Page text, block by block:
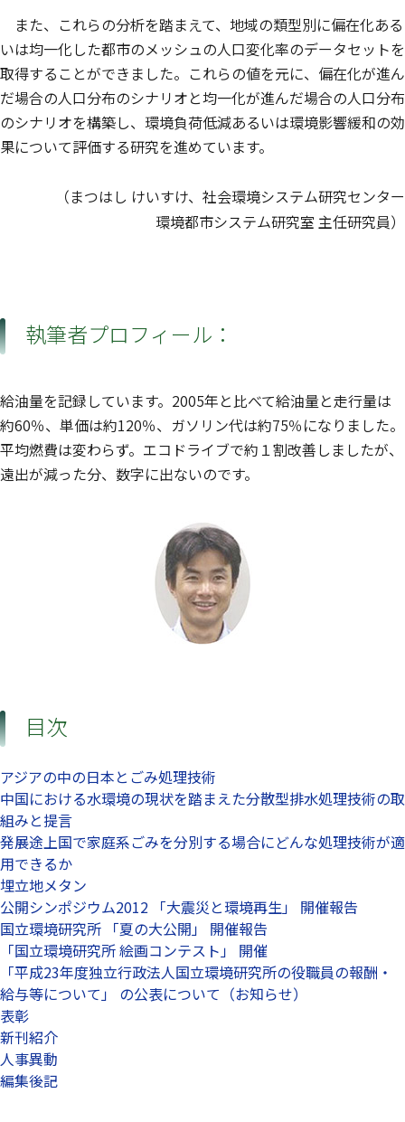
また、これらの分析を踏まえて、地域の類型別に偏在化ある
いは均一化した都市のメッシュの人口変化率のデータセットを
取得することができました。これらの値を元に、偏在化が進ん
だ場合の人口分布のシナリオと均一化が進んだ場合の人口分布
のシナリオを構築し、環境負荷低減あるいは環境影響緩和の効
果について評価する研究を進めています。
（まつはし けいすけ、社会環境システム研究センター
環境都市システム研究室 主任研究員）
執筆者プロフィール：
給油量を記録しています。2005年と比べて給油量と走行量は
約60％、単価は約120％、ガソリン代は約75％になりました。
平均燃費は変わらず。エコドライブで約１割改善しましたが、
遠出が減った分、数字に出ないのです。
目次
アジアの中の日本とごみ処理技術
中国における水環境の現状を踏まえた分散型排水処理技術の取
組みと提言
発展途上国で家庭系ごみを分別する場合にどんな処理技術が適
用できるか
埋立地メタン
公開シンポジウム2012 「大震災と環境再生」 開催報告
国立環境研究所 「夏の大公開」 開催報告
「国立環境研究所 絵画コンテスト」 開催
「平成23年度独立行政法人国立環境研究所の役職員の報酬・
給与等について」 の公表について（お知らせ）
表彰
新刊紹介
人事異動
編集後記